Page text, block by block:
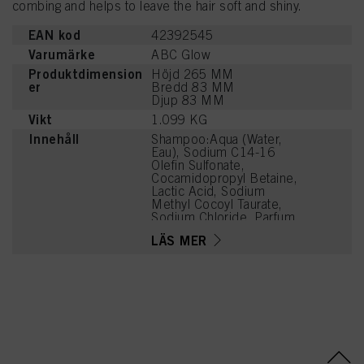
combing and helps to leave the hair soft and shiny.
EAN kod 42392545
Varumärke ABC Glow
Produktdimension
er
Höjd 265 MM
Bredd 83 MM
Djup 83 MM
Vikt 1.099 KG
Innehåll
Shampoo:Aqua (Water,
Eau), Sodium C14-16
Olefin Sulfonate,
Cocamidopropyl Betaine,
Lactic Acid, Sodium
Methyl Cocoyl Taurate,
Sodium Chloride, Parfum
(Fragrance), PEG-120
Methyl Glucose Dioleate,
LÄS MER